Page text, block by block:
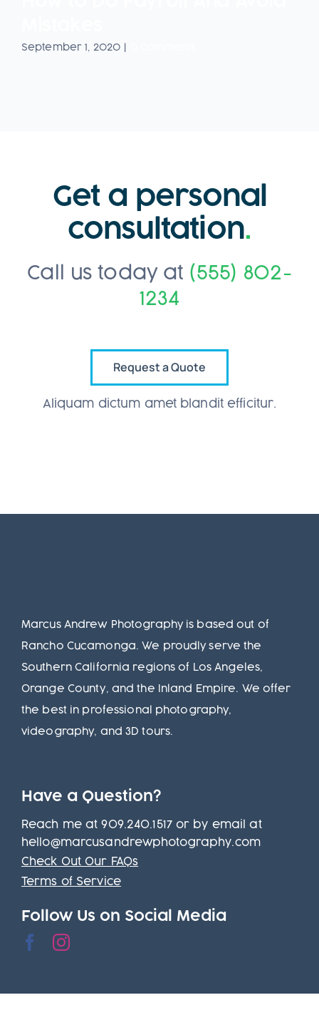
September 1, 2020
Get a personal
consultation.
Call us today at (555) 802-
1234
Request a Quote
Aliquam dictum amet blandit efficitur.
Marcus Andrew Photography is based out of
Rancho Cucamonga. We proudly serve the
Southern California regions of Los Angeles,
Orange County, and the Inland Empire. We offer
the best in professional photography,
videography, and 3D tours.
Have a Question?
Reach me at 909.240.1517 or by email at
hello@marcusandrewphotography.com
Check Out Our FAQs
Terms of Service
Follow Us on Social Media